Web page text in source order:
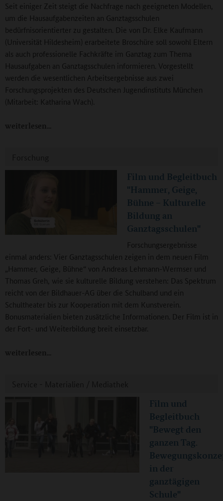
Seit einiger Zeit steigt die Nachfrage nach geeigneten Modellen,
um die Hausaufgabenzeiten an Ganztagsschulen
bedürfnisorientierter zu gestalten. Die von Dr. Elke Kaufmann
(Universität Hildesheim) erarbeitete Broschüre soll sowohl Eltern
als auch professionelle Fachkräfte im Ganztag zum Thema
Hausaufgaben an Ganztagsschulen informieren. Vorgestellt
werden die wesentlichen Arbeitsergebnisse aus zwei
Forschungsprojekten des Deutschen Jugendinstituts München
(Mitarbeit: Katharina Wach).
weiterlesen
Film und Begleitbuch
"Hammer, Geige,
Bühne – Kulturelle
Bildung an
Ganztagsschulen"
Forschungsergebnisse
einmal anders: Vier Ganztagsschulen zeigen in dem neuen Film
„Hammer, Geige, Bühne“ von Andreas Lehmann-Wermser und
Thomas Greh, wie sie kulturelle Bildung verstehen: Das Spektrum
reicht von der Bildhauer-AG über die Schulband und ein
Schultheater bis zur Kooperation mit dem Kunstverein.
Bonusmaterialien bieten zusätzliche Informationen. Der Film ist in
der Fort- und Weiterbildung breit einsetzbar.
weiterlesen
Film und
Begleitbuch
"Bewegt den
ganzen Tag.
in der
ganztägigen
Schule"